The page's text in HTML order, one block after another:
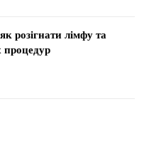
розігнати лімфу та
процедур